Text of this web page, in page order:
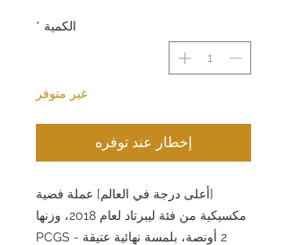
الكمية *
غير متوفر
إخطار عند توفره
[أعلى درجة في العالم] عملة فضية
مكسيكية من فئة ليبرتاد لعام 2018، وزنها
2 أونصة، بلمسة نهائية عتيقة - PCGS